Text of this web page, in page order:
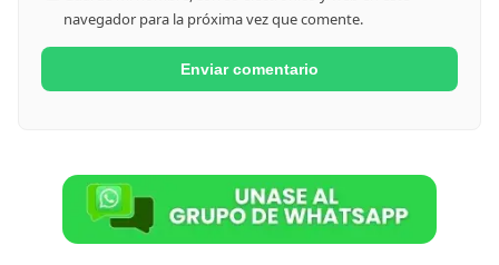
navegador para la próxima vez que comente.